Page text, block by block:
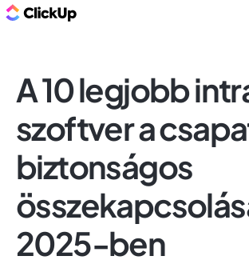
A 10 legjobb
szoftver a
biztonságos
2025-ben